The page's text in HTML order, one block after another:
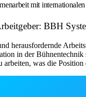
mit
BBH
herausfordernde
in der
was die